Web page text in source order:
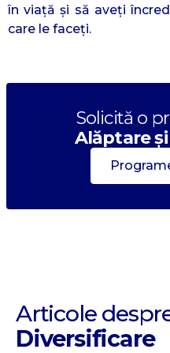
în viață și să aveți
care le faceți.
Solicită o
Alăptare
Articole
Diversificare